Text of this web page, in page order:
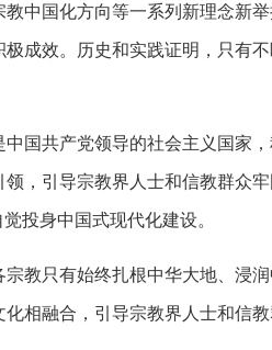
中国化方向等一系列新理念新
成效。历史和实践证明，只有
中国共产党领导的社会主义国家
，引导宗教界人士和信教群众
投身中国式现代化建设。
宗教只有始终扎根中华大地、浸
相融合，引导宗教界人士和信教